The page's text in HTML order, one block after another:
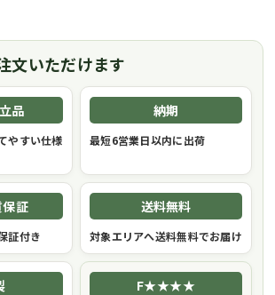
文いただけます
品
やすい仕様
納期
最短6営業日以内に出荷
証
証付き
送料無料
対象エリアへ送料無料でお届け
F★★★★